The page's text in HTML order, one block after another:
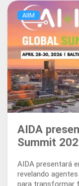
AIIM
AIDA
Summit
AIDA presentará
revelando
para transformar